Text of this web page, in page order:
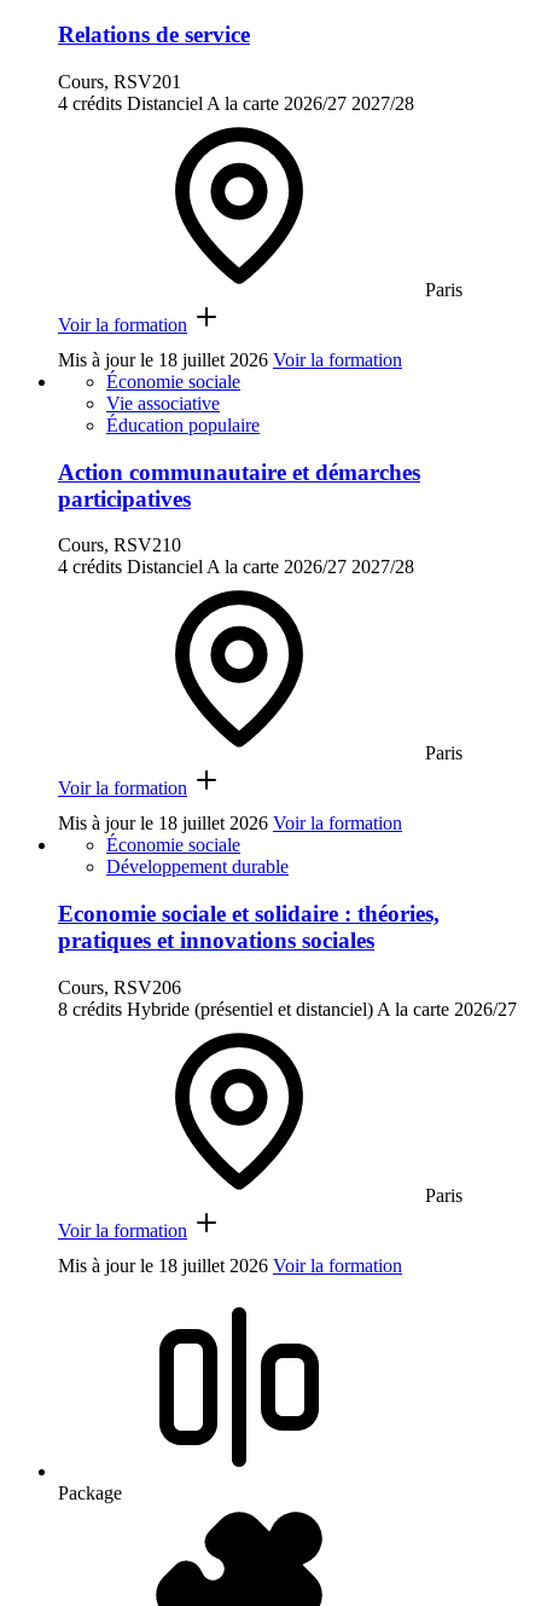
Relations de service
Cours, RSV201
4 crédits Distanciel A la carte 2026/27 2027/28
Paris
Voir la formation
Mis à jour le 18 juillet 2026 Voir la formation
Économie sociale
Vie associative
Éducation populaire
Action communautaire et démarches
participatives
Cours, RSV210
4 crédits Distanciel A la carte 2026/27 2027/28
Paris
Voir la formation
Mis à jour le 18 juillet 2026 Voir la formation
Économie sociale
Développement durable
Economie sociale et solidaire : théories,
pratiques et innovations sociales
Cours, RSV206
8 crédits Hybride (présentiel et distanciel) A la carte 2026/27
Paris
Voir la formation
Mis à jour le 18 juillet 2026 Voir la formation
Package